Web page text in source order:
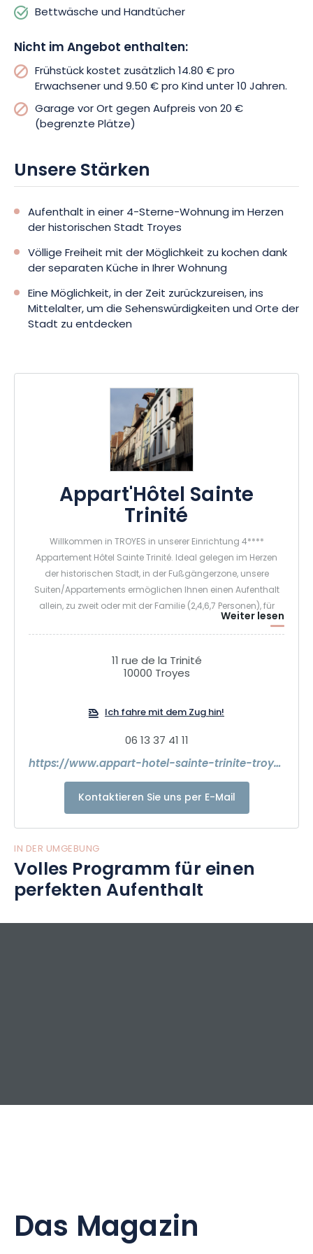
Sainte Trinité für einen außergewöhnlichen Aufenthalt in der
Stadt Troyes. Erleben Sie einen einzigartigen Moment, allein
oder zu mehreren, und entdecken Sie die Stadt und ihre
unumgänglichen Sehenswürdigkeiten!
Bettwäsche und Handtücher
Nicht im Angebot enthalten:
Frühstück kostet zusätzlich 14.80 € pro
Erwachsener und 9.50 € pro Kind unter 10 Jahren.
Garage vor Ort gegen Aufpreis von 20 €
(begrenzte Plätze)
Unsere Stärken
Aufenthalt in einer 4-Sterne-Wohnung im Herzen
der historischen Stadt Troyes
Völlige Freiheit mit der Möglichkeit zu kochen dank
der separaten Küche in Ihrer Wohnung
Eine Möglichkeit, in der Zeit zurückzureisen, ins
Mittelalter, um die Sehenswürdigkeiten und Orte der
Stadt zu entdecken
Appart'Hôtel Sainte
Trinité
Willkommen in TROYES in unserer Einrichtung 4****
Appartement Hôtel Sainte Trinité. Ideal gelegen im Herzen
der historischen Stadt, in der Fußgängerzone, unsere
Suiten/Appartements ermöglichen Ihnen einen Aufenthalt
allein, zu zweit oder mit der Familie (2,4,6,7 Personen), für
Ihren Urlaub, Ihre Freizeit und für Ihre und für Ihre Arbeit zu
verbringen.
Ideal für eine Pause, ein Wochenende oder als Abwechslung
zum klassischen Hotel, kommen Sie und entdecken Sie
Weiter lesen
11 rue de la Trinité
10000 Troyes
Ich fahre mit dem Zug hin!
06 13 37 41 11
https://www.appart-hotel-sainte-trinite-troyes.fr/
Kontaktieren Sie uns per E-Mail
IN DER UMGEBUNG
Volles Programm für einen
perfekten Aufenthalt
Das Magazin